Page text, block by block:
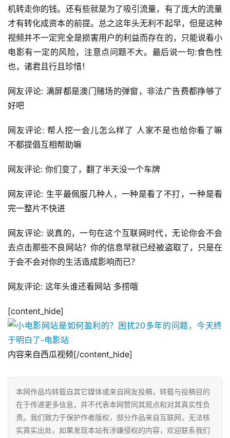
网
店
运
营
境
电
商
机转走你的钱。还有些就是为了吸引流量，有了庞大的流量
才有转化成资本的前提。总之这年头无利不起早，但是这种
视频并不一定完全是损害用户的利益而存在的，只能说看小
电影有一定的风险，注意点问题不大。最后说一句:食色性
也，诸君且行且珍惜！
网友评论: 满屏都是澳门赌场的弹窗，非法广告费都挣够了
好吧
网友评论: 帮人挖一会儿怎么样了 人家不是也给你看了嘛
不都提倡互相帮助嘛
网友评论: 你们变了，翻了半天没一个车牌
网友评论: 生平最佩服几种人，一种是看了不打，一种是看
完一整片不快进
网友评论: 说真的，一句在这个互联网时代，无论你会不会
去点击那些不良网站？你的信息早就已经被盗取了，只是在
于会不会对你的生活造成影响而已？
网友评论: 这年头谁还看网站 多捞哦
[content_hide]
内容来自西瓜视频[/content_hide]
本网作品均转载自其它媒体或来自网友投稿，转载与投稿目的
在于传递更多信息，并不代表本网赞同其观点和对其真实性负
责。我们致力于保护作者版权，部分作品来自互联网，无法核
实真实出处，如果发现本站有涉嫌侵权的内容，欢迎联系我们